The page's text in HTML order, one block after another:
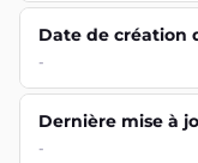
Date de création
-
Dernière mise à
-